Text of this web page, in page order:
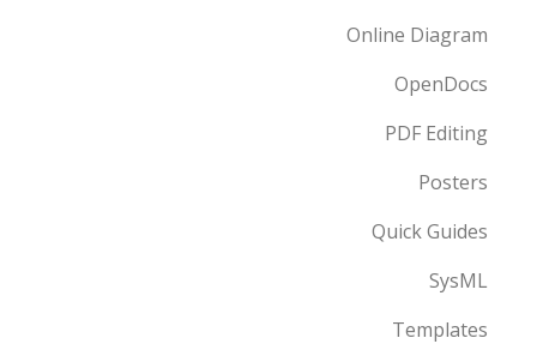
Online Diagram
OpenDocs
PDF Editing
Posters
Quick Guides
SysML
Templates